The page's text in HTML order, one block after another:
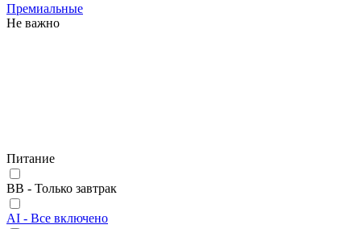
Премиальные
Не важно
Питание
BB - Только завтрак
AI - Все включено